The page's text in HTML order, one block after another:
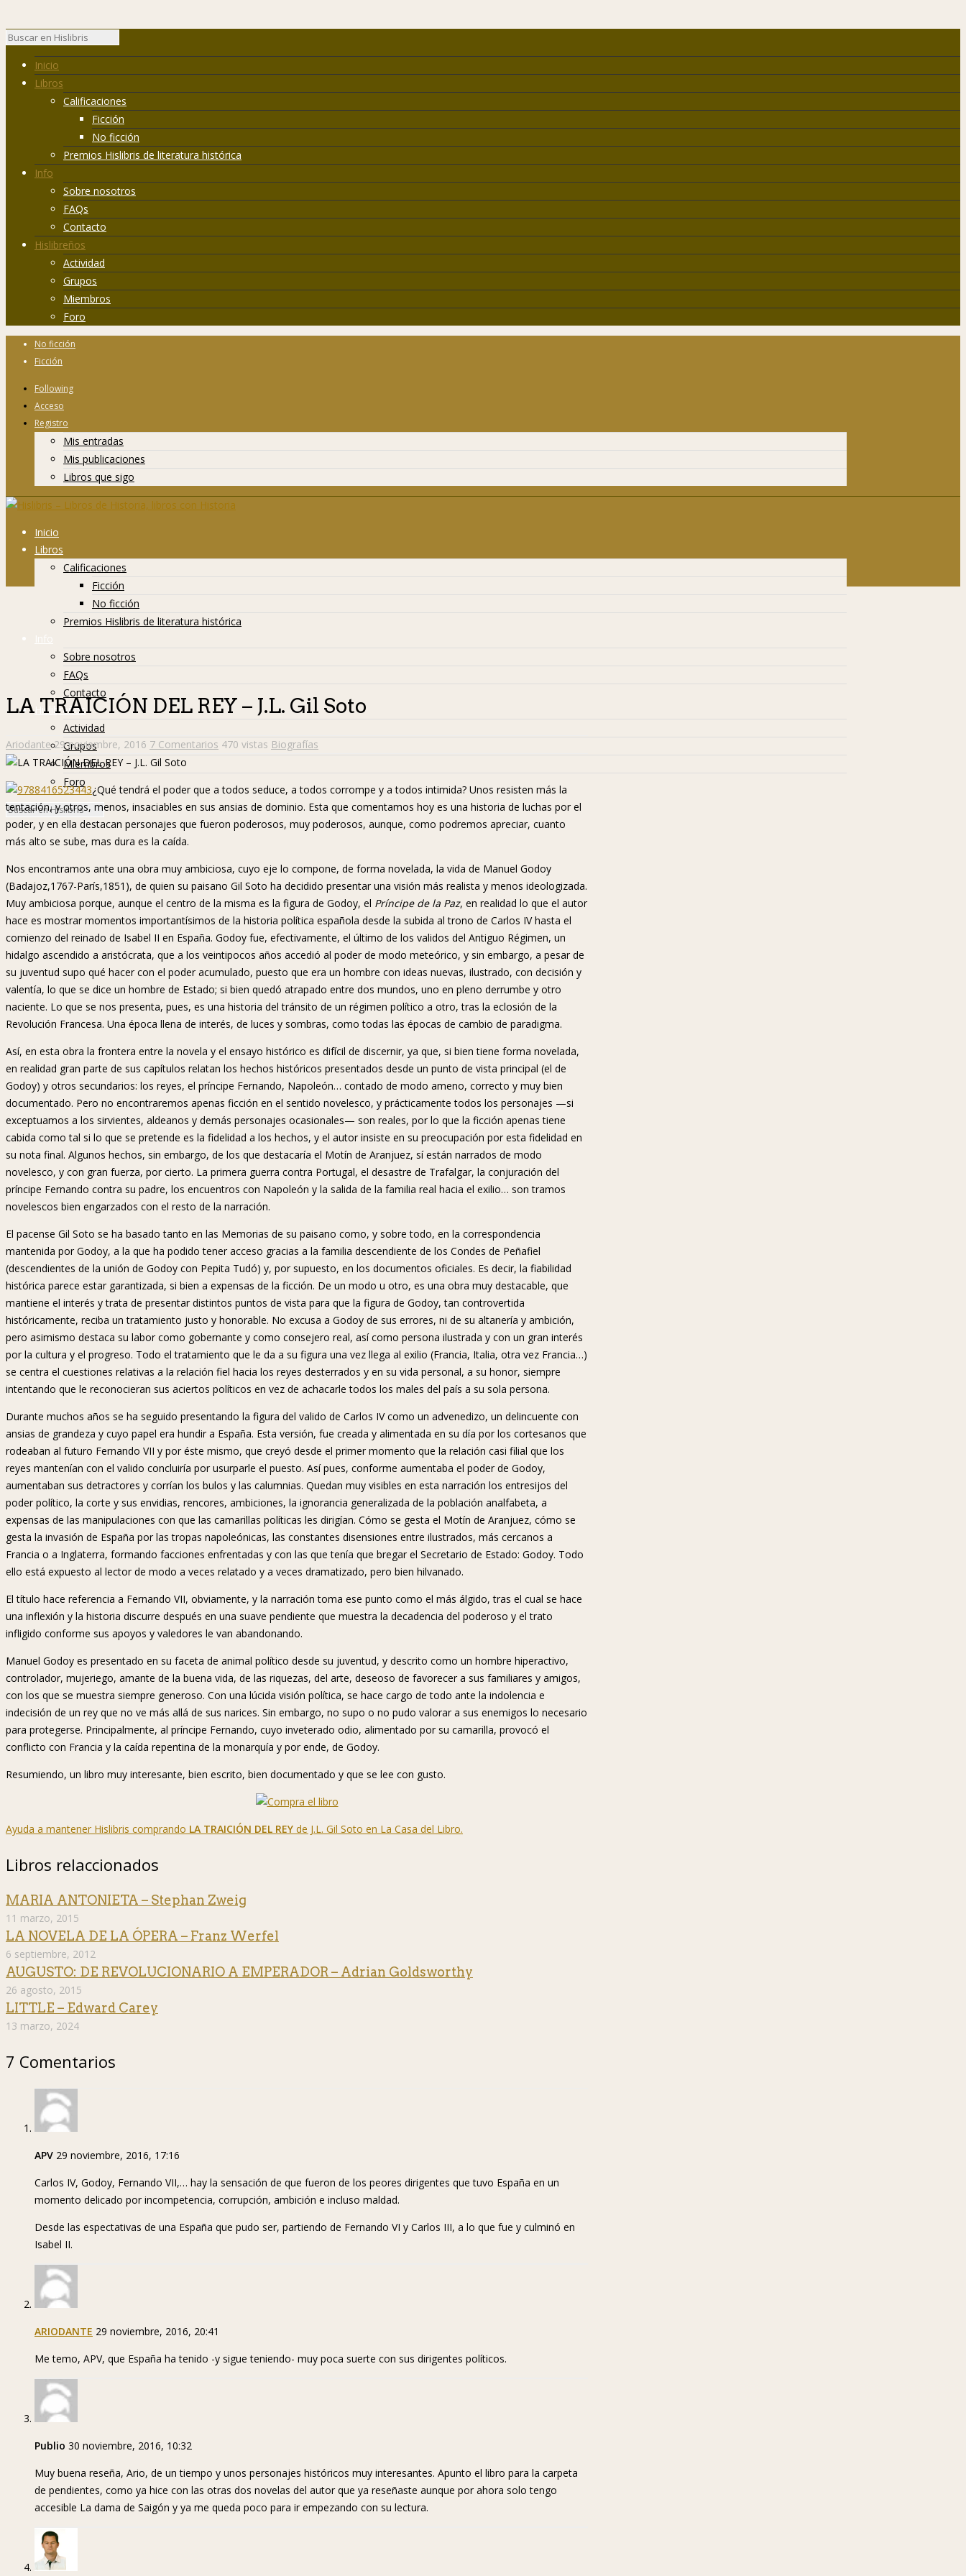
Inicio
Libros
Calificaciones
Ficción
No ficción
Premios Hislibris de literatura histórica
Info
Sobre nosotros
FAQs
Contacto
Hislibreños
Actividad
Grupos
Miembros
Foro
No ficción
Ficción
Following
Acceso
Registro
Mis entradas
Mis publicaciones
Libros que sigo
Inicio
Libros
Calificaciones
Ficción
No ficción
Premios Hislibris de literatura histórica
Info
Sobre nosotros
FAQs
Contacto
Hislibreños
Actividad
Grupos
Miembros
Foro
LA TRAICIÓN DEL REY – J.L. Gil Soto
Ariodante 29 noviembre, 2016 7 Comentarios 470 vistas Biografías
¿Qué tendrá el poder que a todos seduce, a todos corrompe y a todos intimida? Unos resisten más la
tentación, y otros, menos, insaciables en sus ansias de dominio. Esta que comentamos hoy es una historia de luchas por el
poder, y en ella destacan personajes que fueron poderosos, muy poderosos, aunque, como podremos apreciar, cuanto
más alto se sube, mas dura es la caída.
Nos encontramos ante una obra muy ambiciosa, cuyo eje lo compone, de forma novelada, la vida de Manuel Godoy
(Badajoz,1767-París,1851), de quien su paisano Gil Soto ha decidido presentar una visión más realista y menos ideologizada.
Muy ambiciosa porque, aunque el centro de la misma es la figura de Godoy, el Príncipe de la Paz, en realidad lo que el autor
hace es mostrar momentos importantísimos de la historia política española desde la subida al trono de Carlos IV hasta el
comienzo del reinado de Isabel II en España. Godoy fue, efectivamente, el último de los validos del Antiguo Régimen, un
hidalgo ascendido a aristócrata, que a los veintipocos años accedió al poder de modo meteórico, y sin embargo, a pesar de
su juventud supo qué hacer con el poder acumulado, puesto que era un hombre con ideas nuevas, ilustrado, con decisión y
valentía, lo que se dice un hombre de Estado; si bien quedó atrapado entre dos mundos, uno en pleno derrumbe y otro
naciente. Lo que se nos presenta, pues, es una historia del tránsito de un régimen político a otro, tras la eclosión de la
Revolución Francesa. Una época llena de interés, de luces y sombras, como todas las épocas de cambio de paradigma.
Así, en esta obra la frontera entre la novela y el ensayo histórico es difícil de discernir, ya que, si bien tiene forma novelada,
en realidad gran parte de sus capítulos relatan los hechos históricos presentados desde un punto de vista principal (el de
Godoy) y otros secundarios: los reyes, el príncipe Fernando, Napoleón… contado de modo ameno, correcto y muy bien
documentado. Pero no encontraremos apenas ficción en el sentido novelesco, y prácticamente todos los personajes —si
exceptuamos a los sirvientes, aldeanos y demás personajes ocasionales— son reales, por lo que la ficción apenas tiene
cabida como tal si lo que se pretende es la fidelidad a los hechos, y el autor insiste en su preocupación por esta fidelidad en
su nota final. Algunos hechos, sin embargo, de los que destacaría el Motín de Aranjuez, sí están narrados de modo
novelesco, y con gran fuerza, por cierto. La primera guerra contra Portugal, el desastre de Trafalgar, la conjuración del
príncipe Fernando contra su padre, los encuentros con Napoleón y la salida de la familia real hacia el exilio… son tramos
novelescos bien engarzados con el resto de la narración.
El pacense Gil Soto se ha basado tanto en las Memorias de su paisano como, y sobre todo, en la correspondencia
mantenida por Godoy, a la que ha podido tener acceso gracias a la familia descendiente de los Condes de Peñafiel
(descendientes de la unión de Godoy con Pepita Tudó) y, por supuesto, en los documentos oficiales. Es decir, la fiabilidad
histórica parece estar garantizada, si bien a expensas de la ficción. De un modo u otro, es una obra muy destacable, que
mantiene el interés y trata de presentar distintos puntos de vista para que la figura de Godoy, tan controvertida
históricamente, reciba un tratamiento justo y honorable. No excusa a Godoy de sus errores, ni de su altanería y ambición,
pero asimismo destaca su labor como gobernante y como consejero real, así como persona ilustrada y con un gran interés
por la cultura y el progreso. Todo el tratamiento que le da a su figura una vez llega al exilio (Francia, Italia, otra vez Francia…)
se centra el cuestiones relativas a la relación fiel hacia los reyes desterrados y en su vida personal, a su honor, siempre
intentando que le reconocieran sus aciertos políticos en vez de achacarle todos los males del país a su sola persona.
Durante muchos años se ha seguido presentando la figura del valido de Carlos IV como un advenedizo, un delincuente con
ansias de grandeza y cuyo papel era hundir a España. Esta versión, fue creada y alimentada en su día por los cortesanos que
rodeaban al futuro Fernando VII y por éste mismo, que creyó desde el primer momento que la relación casi filial que los
reyes mantenían con el valido concluiría por usurparle el puesto. Así pues, conforme aumentaba el poder de Godoy,
aumentaban sus detractores y corrían los bulos y las calumnias. Quedan muy visibles en esta narración los entresijos del
poder político, la corte y sus envidias, rencores, ambiciones, la ignorancia generalizada de la población analfabeta, a
expensas de las manipulaciones con que las camarillas políticas les dirigían. Cómo se gesta el Motín de Aranjuez, cómo se
gesta la invasión de España por las tropas napoleónicas, las constantes disensiones entre ilustrados, más cercanos a
Francia o a Inglaterra, formando facciones enfrentadas y con las que tenía que bregar el Secretario de Estado: Godoy. Todo
ello está expuesto al lector de modo a veces relatado y a veces dramatizado, pero bien hilvanado.
El título hace referencia a Fernando VII, obviamente, y la narración toma ese punto como el más álgido, tras el cual se hace
una inflexión y la historia discurre después en una suave pendiente que muestra la decadencia del poderoso y el trato
infligido conforme sus apoyos y valedores le van abandonando.
Manuel Godoy es presentado en su faceta de animal político desde su juventud, y descrito como un hombre hiperactivo,
controlador, mujeriego, amante de la buena vida, de las riquezas, del arte, deseoso de favorecer a sus familiares y amigos,
con los que se muestra siempre generoso. Con una lúcida visión política, se hace cargo de todo ante la indolencia e
indecisión de un rey que no ve más allá de sus narices. Sin embargo, no supo o no pudo valorar a sus enemigos lo necesario
para protegerse. Principalmente, al príncipe Fernando, cuyo inveterado odio, alimentado por su camarilla, provocó el
conflicto con Francia y la caída repentina de la monarquía y por ende, de Godoy.
Resumiendo, un libro muy interesante, bien escrito, bien documentado y que se lee con gusto.
Ayuda a mantener Hislibris comprando LA TRAICIÓN DEL REY de J.L. Gil Soto en La Casa del Libro.
Libros relaccionados
MARIA ANTONIETA – Stephan Zweig
11 marzo, 2015
LA NOVELA DE LA ÓPERA – Franz Werfel
6 septiembre, 2012
AUGUSTO: DE REVOLUCIONARIO A EMPERADOR – Adrian Goldsworthy
26 agosto, 2015
LITTLE – Edward Carey
13 marzo, 2024
7 Comentarios
APV 29 noviembre, 2016, 17:16
Carlos IV, Godoy, Fernando VII,… hay la sensación de que fueron de los peores dirigentes que tuvo España en un
momento delicado por incompetencia, corrupción, ambición e incluso maldad.
Desde las espectativas de una España que pudo ser, partiendo de Fernando VI y Carlos III, a lo que fue y culminó en
Isabel II.
ARIODANTE 29 noviembre, 2016, 20:41
Me temo, APV, que España ha tenido -y sigue teniendo- muy poca suerte con sus dirigentes políticos.
Publio 30 noviembre, 2016, 10:32
Muy buena reseña, Ario, de un tiempo y unos personajes históricos muy interesantes. Apunto el libro para la carpeta
de pendientes, como ya hice con las otras dos novelas del autor que ya reseñaste aunque por ahora solo tengo
accesible La dama de Saigón y ya me queda poco para ir empezando con su lectura.